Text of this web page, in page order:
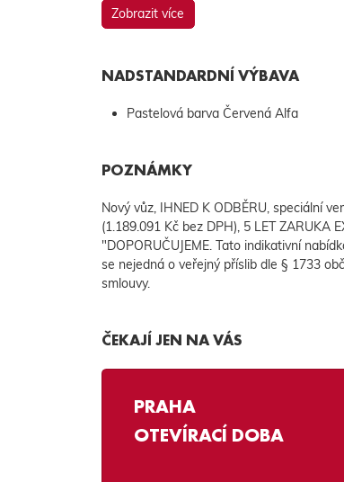
Zobrazit více
NADSTANDARDNÍ VÝBAVA
Pastelová barva Červená Alfa
POZNÁMKY
Nový vůz, IHNED K ODBĚRU, speciální
(1.189.091 Kč bez DPH), 5 LET ZARUKA
"DOPORUČUJEME. Tato indikativní
se nejedná o veřejný příslib dle § 1733
smlouvy.
ČEKAJÍ JEN NA VÁS
PRAHA
OTEVÍRACÍ DOBA